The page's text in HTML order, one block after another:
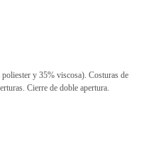
y 35% viscosa). Costuras de
Cierre de doble apertura.